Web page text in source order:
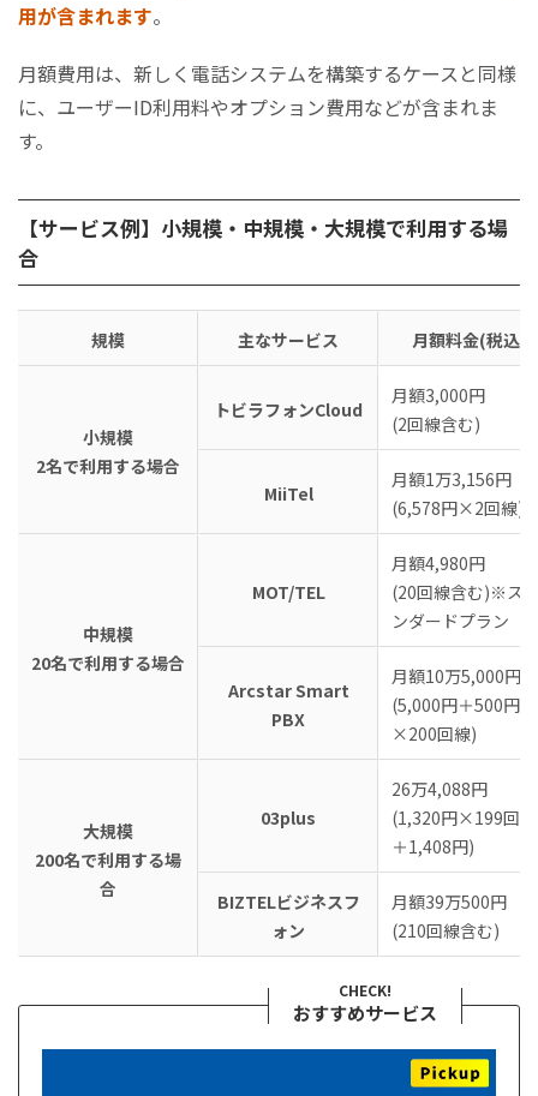
用が含まれます。
月額費用は、新しく電話システムを構築するケースと同様
に、ユーザーID利用料やオプション費用などが含まれま
す。
【サービス例】小規模・中規模・大規模で利用する場
合
規模 主なサービス 月額料金(税込)
小規模
2名で利用する場合
トビラフォンCloud
月額3,000円
(2回線含む)
MiiTel
月額1万3,156円
(6,578円×2回線)
中規模
20名で利用する場合
MOT/TEL
月額4,980円
(20回線含む)※ス
ンダードプラン
Arcstar Smart
PBX
月額10万5,000円
(5,000円＋500円
×200回線)
大規模
200名で利用する場
合
03plus
26万4,088円
(1,320円×199回線
＋1,408円)
BIZTELビジネスフ
ォン
月額39万500円
(210回線含む)
CHECK!
おすすめサービス